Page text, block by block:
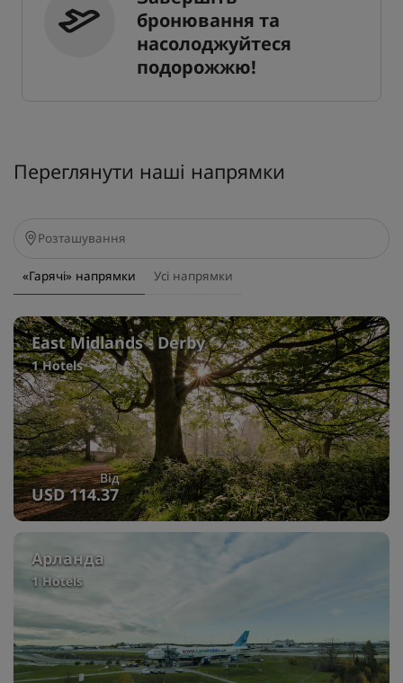
бронювання та
насолоджуйтеся
подорожжю!
Переглянути наші напрямки
«Гарячі» напрямки Усі напрямки
East Midlands - Derby
1 Hotels
Від
USD 114.37
Арланда
1 Hotels